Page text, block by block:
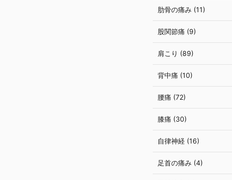
肋骨の痛み (11)
股関節痛 (9)
肩こり (89)
背中痛 (10)
腰痛 (72)
膝痛 (30)
自律神経 (16)
足首の痛み (4)